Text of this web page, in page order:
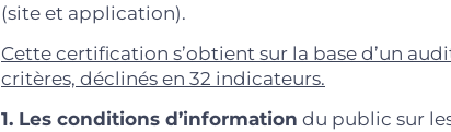
(site et application).
Cette certification s’obtient sur la base d’un
critères, déclinés en 32 indicateurs.
1. Les conditions d’information du public sur